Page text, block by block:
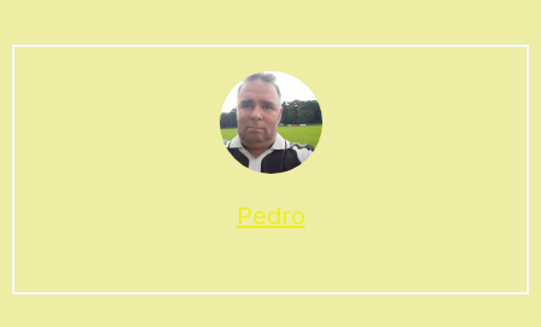
Pedro